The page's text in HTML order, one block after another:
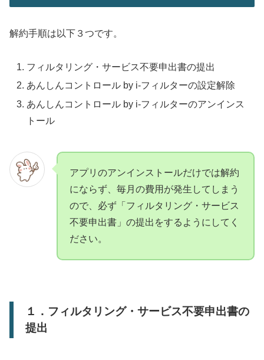
解約手順は以下３つです。
フィルタリング・サービス不要申出書の提出
あんしんコントロール by i-フィルターの設定解除
あんしんコントロール by i-フィルターのアンインス
トール
アプリのアンインストールだけでは解約
にならず、毎月の費用が発生してしまう
ので、必ず「フィルタリング・サービス
不要申出書」の提出をするようにしてく
ださい。
１．フィルタリング・サービス不要申出書の
提出